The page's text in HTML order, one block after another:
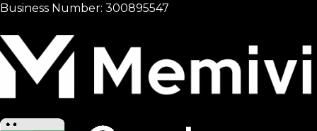
Business Number: 300895547